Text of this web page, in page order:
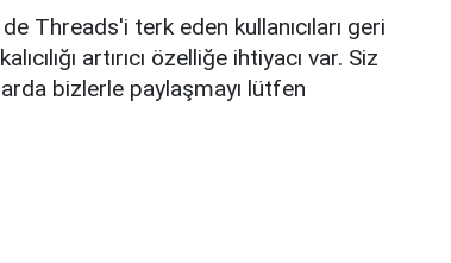
Threads'i terk eden kullanıcıları geri
artırıcı özelliğe ihtiyacı var. Siz
bizlerle paylaşmayı lütfen